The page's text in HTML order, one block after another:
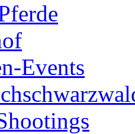
Events